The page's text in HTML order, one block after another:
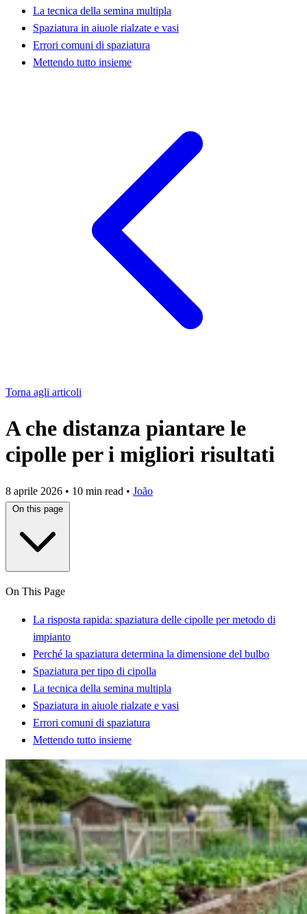
La tecnica della semina multipla
Spaziatura in aiuole rialzate e vasi
Errori comuni di spaziatura
Mettendo tutto insieme
Torna agli articoli
A che distanza piantare le
cipolle per i migliori risultati
8 aprile 2026 • 10 min read • João
On this page
On This Page
La risposta rapida: spaziatura delle cipolle per metodo di
impianto
Perché la spaziatura determina la dimensione del bulbo
Spaziatura per tipo di cipolla
La tecnica della semina multipla
Spaziatura in aiuole rialzate e vasi
Errori comuni di spaziatura
Mettendo tutto insieme